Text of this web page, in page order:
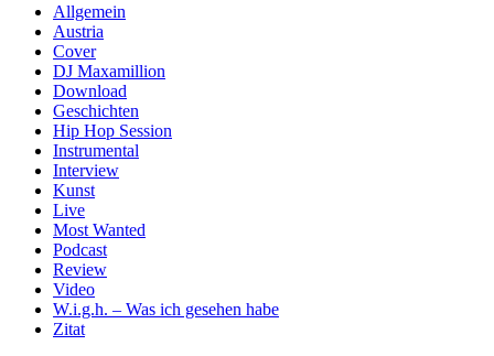
Sidebar
Allgemein
Austria
Cover
DJ Maxamillion
Download
Geschichten
Hip Hop Session
Instrumental
Interview
Kunst
Live
Most Wanted
Podcast
Review
Video
W.i.g.h. – Was ich gesehen habe
Zitat